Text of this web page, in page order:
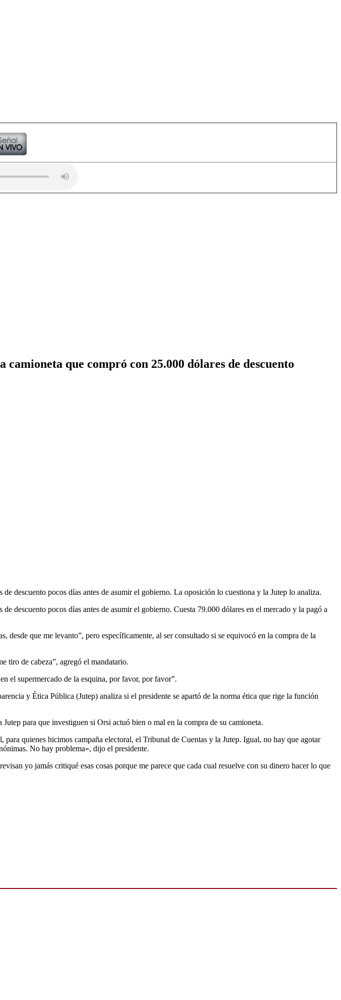
que compró con 25.000 dólares de descuento
descuento pocos días antes de asumir el gobierno. La oposición lo cuestiona y la Jutep lo analiza.
descuento pocos días antes de asumir el gobierno. Cuesta 79.000 dólares en el mercado y la pagó a
que me levanto”, pero específicamente, al ser consultado si se equivocó en la compra de la
tiro de cabeza”, agregó el mandatario.
el supermercado de la esquina, por favor, por favor”.
y Ética Pública (Jutep) analiza si el presidente se apartó de la norma ética que rige la función
para que investiguen si Orsi actuó bien o mal en la compra de su camioneta.
quienes hicimos campaña electoral, el Tribunal de Cuentas y la Jutep. Igual, no hay que agotar
No hay problema», dijo el presidente.
yo jamás critiqué esas cosas porque me parece que cada cual resuelve con su dinero hacer lo que